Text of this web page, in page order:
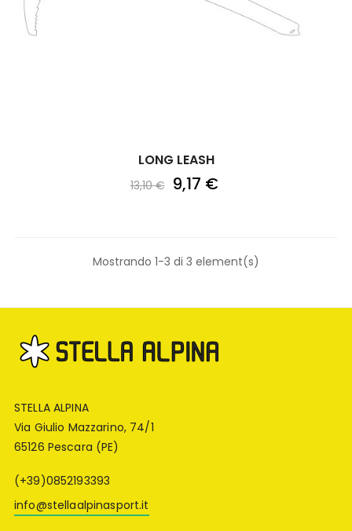
LONG LEASH
13,10 € 9,17 €
Mostrando 1-3 di 3 element(s)
STELLA ALPINA
Via Giulio Mazzarino, 74/1
65126 Pescara (PE)
(+39)0852193393
info@stellaalpinasport.it